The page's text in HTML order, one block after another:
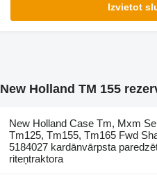
Izvietot
New Holland TM 155
New Holland Case Tm, Mxm
Tm125, Tm155, Tm165 Fwd
5184027 kardānvārpsta
riteņtraktora